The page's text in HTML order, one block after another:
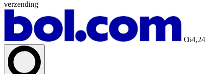
verzending
€64,24